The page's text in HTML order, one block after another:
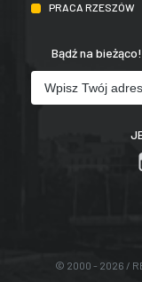
PRACA RZESZÓW
Bądź na bieżąco!
© 2000 - 2026 /